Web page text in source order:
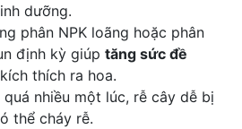
dưỡng.
phân NPK loãng hoặc phân
định kỳ giúp tăng sức đề
thích ra hoa.
quá nhiều một lúc, rễ cây dễ bị
thể cháy rễ.